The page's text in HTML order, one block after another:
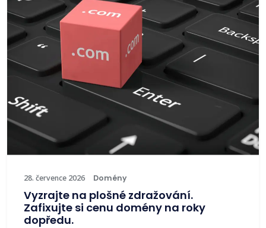
28. července 2026 Domény
Vyzrajte na plošné zdražování.
Zafixujte si cenu domény na roky
dopředu.